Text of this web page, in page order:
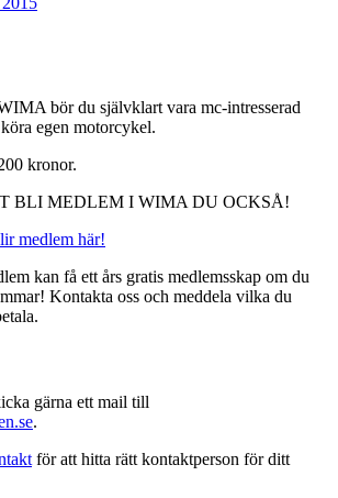
bör du självklart vara mc-intresserad
egen motorcykel.
kronor.
BLI MEDLEM I WIMA DU OCKSÅ!
medlem här!
kan få ett års gratis medlemsskap om du
Kontakta oss och meddela vilka du
gärna ett mail till
.
för att hitta rätt kontaktperson för ditt